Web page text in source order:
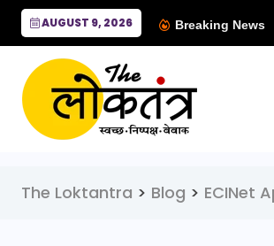
AUGUST 9, 2026 Breaking News
The Loktantra > Blog > ECINet